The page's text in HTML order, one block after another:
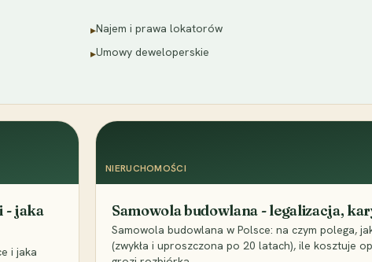
▸Najem i prawa lokatorów
▸Umowy deweloperskie
- jaka
i jaka
NIERUCHOMOŚCI
Samowola budowlana - legalizacja,
Samowola budowlana w Polsce: na czym polega,
(zwykła i uproszczona po 20 latach), ile kosztuje